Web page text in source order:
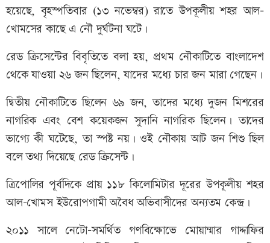
হয়েছে, বৃহস্পতিবার (১৩ নভেম্বর) রাতে উপকূলীয় শহর আল-
খোমসের কাছে এ নৌ দুর্ঘটনা ঘটে।
রেড ক্রিসেন্টের বিবৃতিতে বলা হয়, প্রথম নৌকাটিতে বাংলাদেশ
থেকে যাওয়া ২৬ জন ছিলেন, যাদের মধ্যে চার জন মারা গেছেন।
দ্বিতীয় নৌকাটিতে ছিলেন ৬৯ জন, তাদের মধ্যে দুজন মিশরের
নাগরিক এবং বেশ কয়েকজন সুদানি নাগরিক ছিলেন। তাদের
ভাগ্যে কী ঘটেছে, তা স্পষ্ট নয়। ওই নৌকায় আট জন শিশু ছিল
বলে তথ্য দিয়েছে রেড ক্রিসেন্ট।
ত্রিপোলির পূর্বদিকে প্রায় ১১৮ কিলোমিটার দূরের উপকূলীয় শহর
আল-খোমস ইউরোপগামী অবৈধ অভিবাসীদের অন্যতম কেন্দ্র।
২০১১ সালে নেটো-সমর্থিত গণবিক্ষোভে মোয়াম্মার গাদ্দাফির